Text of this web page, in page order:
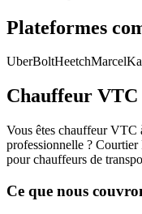
Plateformes
UberBoltHeetchMarcel
Chauffeur VTC
Vous êtes chauffeur VTC
professionnelle ? Courtier
pour chauffeurs de
Ce que nous